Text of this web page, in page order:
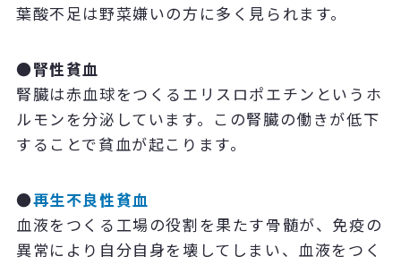
葉酸不足は野菜嫌いの方に多く見られます。
●腎性貧血
腎臓は赤血球をつくるエリスロポエチンというホ
ルモンを分泌しています。この腎臓の働きが低下
することで貧血が起こります。
●再生不良性貧血
血液をつくる工場の役割を果たす骨髄が、免疫の
異常により自分自身を壊してしまい、血液をつく